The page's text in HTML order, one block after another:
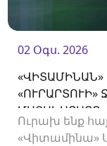
02 Օգս. 2026
ՄԱՏԱԿԱՐԱՐԸ
Ուրախ ենք
«Վիտամինա»